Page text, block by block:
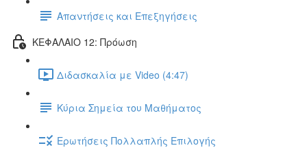
Απαντήσεις και Επεξηγήσεις
ΚΕΦΑΛΑΙΟ 12: Πρόωση
Διδασκαλία με Video (4:47)
Κύρια Σημεία του Μαθήματος
Ερωτήσεις Πολλαπλής Επιλογής